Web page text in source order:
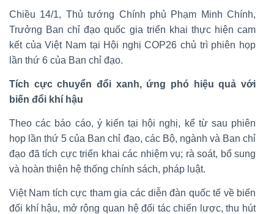
Chiều 14/1, Thủ tướng Chính phủ Phạm Minh Chính,
Trưởng Ban chỉ đạo quốc gia triển khai thực hiện cam
kết của Việt Nam tại Hội nghị COP26 chủ trì phiên họp
lần thứ 6 của Ban chỉ đạo.
Tích cực chuyển đổi xanh, ứng phó hiệu quả với
biến đổi khí hậu
Theo các báo cáo, ý kiến tại hội nghị, kể từ sau phiên
họp lần thứ 5 của Ban chỉ đạo, các Bộ, ngành và Ban chỉ
đạo đã tích cực triển khai các nhiệm vụ; rà soát, bổ sung
và hoàn thiện hệ thống chính sách, pháp luật.
Việt Nam tích cực tham gia các diễn đàn quốc tế về biến
đổi khí hậu, mở rộng quan hệ đối tác chiến lược, thu hút